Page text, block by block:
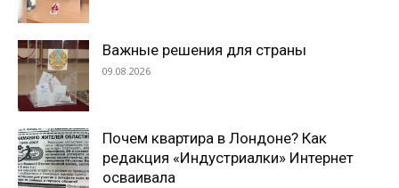
Важные решения для страны
09.08.2026
Почем квартира в Лондоне? Как
редакция «Индустриалки» Интернет
осваивала